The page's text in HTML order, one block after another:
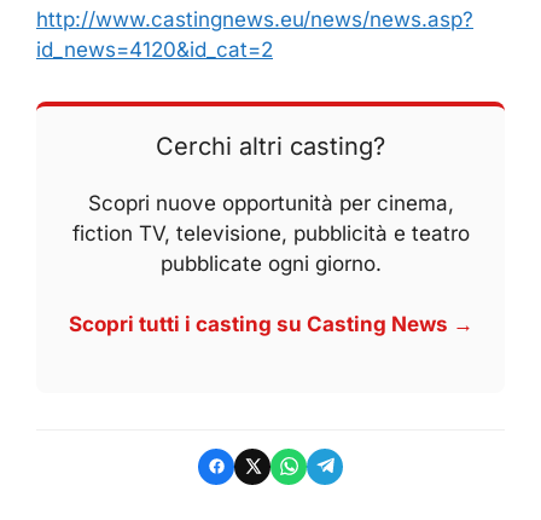
http://www.castingnews.eu/news/news.asp?
id_news=4120&id_cat=2
Cerchi altri casting?
Scopri nuove opportunità per cinema,
fiction TV, televisione, pubblicità e teatro
pubblicate ogni giorno.
Scopri tutti i casting su Casting News →